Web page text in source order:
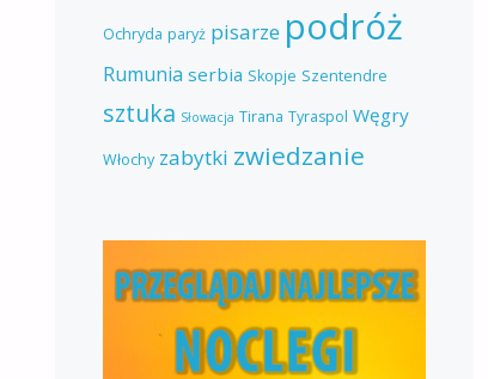
Ochryda paryż pisarze podróż
Rumunia serbia Skopje Szentendre
sztuka Słowacja Tirana Tyraspol Węgry
Włochy zabytki zwiedzanie